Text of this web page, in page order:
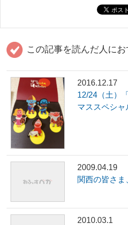
この記事を読んだ人にお
2016.12.17
12/24（土）
マススペシャ
2009.04.19
関西の皆さま
2010.03.1